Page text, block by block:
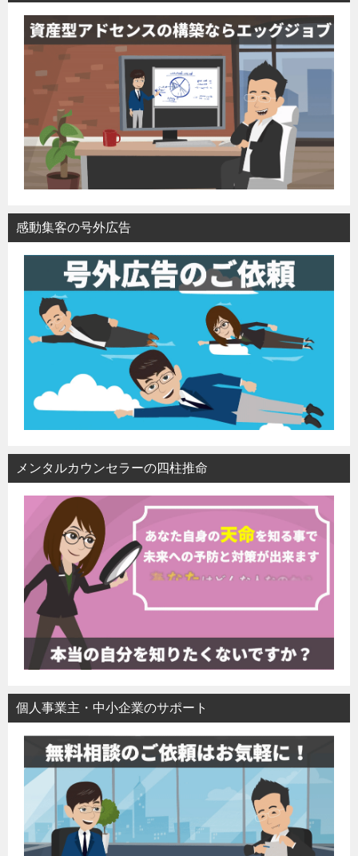
感動集客の号外広告
メンタルカウンセラーの四柱推命
個人事業主・中小企業のサポート